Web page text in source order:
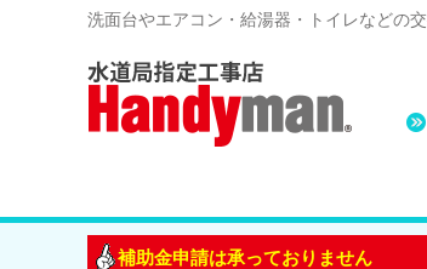
洗面台やエアコン・給湯器・トイレなどの
補助金申請は承っておりません